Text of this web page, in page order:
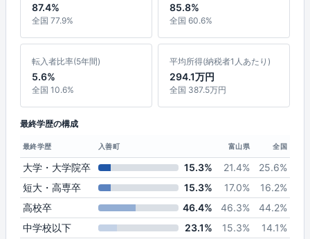
87.4%
全国 77.9%
85.8%
全国 60.6%
転入者比率(5年間)
5.6%
全国 10.6%
平均所得(納税者1人あたり)
294.1万円
全国 387.5万円
最終学歴の構成
最終学歴 入善町 富山県 全国
大学・大学院卒 15.3% 21.4%
25.6%
短大・高専卒
15.3% 17.0%
16.2%
高校卒
46.4% 46.3%
44.2%
中学校以下
23.1% 15.3% 14.1%